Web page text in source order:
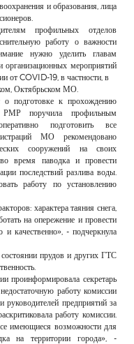
и образования, лица
профильных отделов
работу о важности
нужно уделить главам
мероприятий
от COVID-19, в частности, в
Октябрьском МО.
подготовке к прохождению
РМР поручила профильным
подготовить все
МО рекомендовано
сооружений на своих
время паводка и провести
последствий разлива воды.
работу по установлению
характера таяния снега,
на опережение и провести
качественно», - подчеркнула
прудов и других ГТС
проинформировала секретарь
работу комиссии
руководителей предприятий за
работу комиссии.
имеющиеся возможности для
на территории города», -